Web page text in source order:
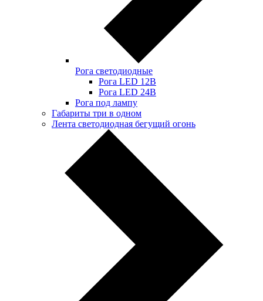
Рога светодиодные
Рога LED 12В
Рога LED 24В
Рога под лампу
Габариты три в одном
Лента светодиодная бегущий огонь